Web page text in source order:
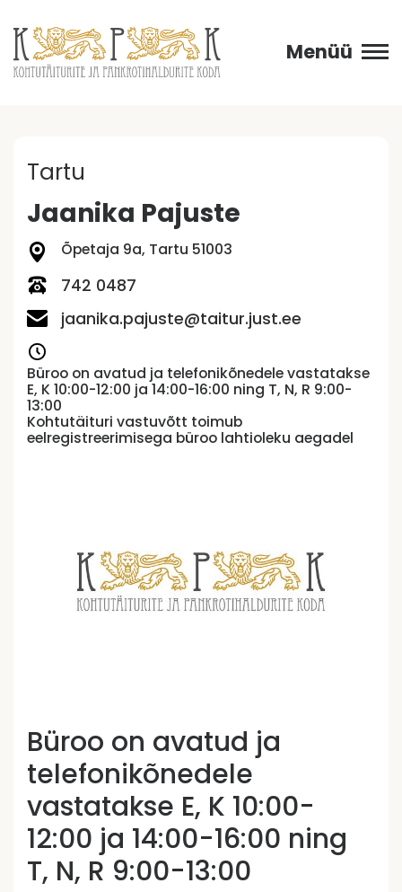
Menüü
Tartu
Jaanika Pajuste
Õpetaja 9a, Tartu 51003
742 0487
jaanika.pajuste@taitur.just.ee
Büroo on avatud ja telefonikõnedele vastatakse
E, K 10:00-12:00 ja 14:00-16:00 ning T, N, R 9:00-
13:00
Kohtutäituri vastuvõtt toimub
eelregistreerimisega büroo lahtioleku aegadel
Büroo on avatud ja
telefonikõnedele
vastatakse E, K 10:00-
12:00 ja 14:00-16:00 ning
T, N, R 9:00-13:00